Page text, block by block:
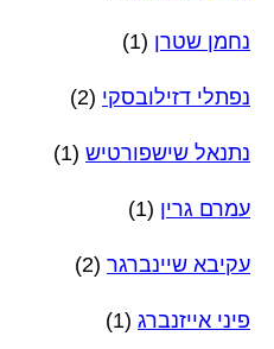
נחמן שטרן (1)
נפתלי דזילובסקי (2)
נתנאל שישפורטיש (1)
עמרם גרין (1)
עקיבא שיינברגר (2)
פיני אייזנברג (1)